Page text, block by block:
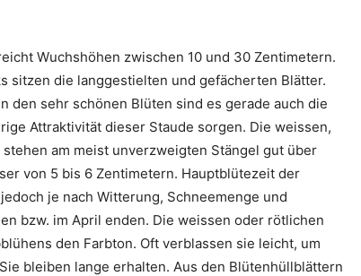
Wuchshöhen zwischen 10 und 30 Zentimetern.
sitzen die langgestielten und gefächerten Blätter.
den sehr schönen Blüten sind es gerade auch die
Attraktivität dieser Staude sorgen. Die weissen,
am meist unverzweigten Stängel gut über
von 5 bis 6 Zentimetern. Hauptblütezeit der
je nach Witterung, Schneemenge und
bzw. im April enden. Die weissen oder rötlichen
den Farbton. Oft verblassen sie leicht, um
bleiben lange erhalten. Aus den Blütenhüllblättern